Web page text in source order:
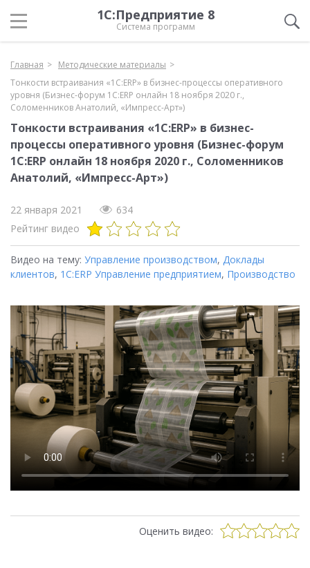
1С:Предприятие 8
Система программ
Главная
Методические материалы
Тонкости встраивания «1С:ERP» в бизнес-процессы оперативного
уровня (Бизнес-форум 1С:ERP онлайн 18 ноября 2020 г.,
Соломенников Анатолий, «Импресс-Арт»)
Тонкости встраивания «1С:ERP» в бизнес-
процессы оперативного уровня (Бизнес-форум
1С:ERP онлайн 18 ноября 2020 г., Соломенников
Анатолий, «Импресс-Арт»)
22 января 2021
634
Рейтинг видео
Видео на тему: Управление производством, Доклады
клиентов, 1С:ERP Управление предприятием, Производство
Оценить видео: